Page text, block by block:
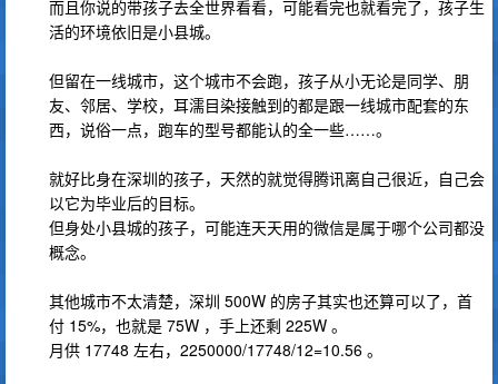
而且你说的带孩子去全世界看看，可能看完也就看完了，孩子生
活的环境依旧是小县城。
但留在一线城市，这个城市不会跑，孩子从小无论是同学、朋
友、邻居、学校，耳濡目染接触到的都是跟一线城市配套的东
西，说俗一点，跑车的型号都能认的全一些……。
就好比身在深圳的孩子，天然的就觉得腾讯离自己很近，自己会
以它为毕业后的目标。
但身处小县城的孩子，可能连天天用的微信是属于哪个公司都没
概念。
其他城市不太清楚，深圳 500W 的房子其实也还算可以了，首
付 15%，也就是 75W ，手上还剩 225W 。
月供 17748 左右，2250000/17748/12=10.56 。